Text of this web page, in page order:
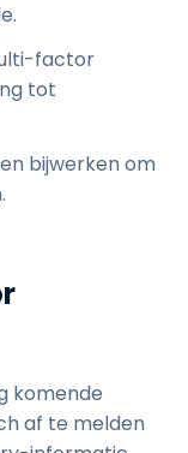
factor
tot
bijwerken om
komende
af te melden